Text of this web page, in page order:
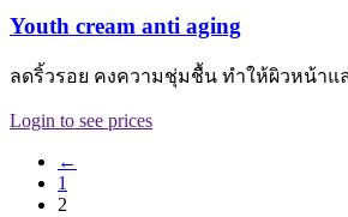
Youth cream anti aging
ลดริ้วรอย คงความชุ่มชื้น ทำให้ผิวหน้าแ
Login to see prices
←
1
2